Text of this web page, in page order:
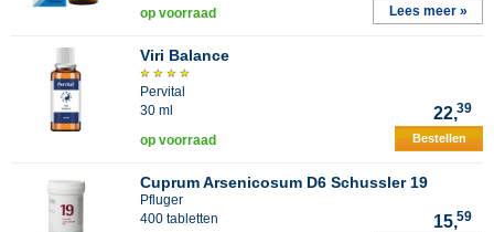
op voorraad Lees meer »
Viri Balance
Pervital
30 ml
22,39
op voorraad Bestellen
Cuprum Arsenicosum D6 Schussler 19
Pfluger
400 tabletten
15,59